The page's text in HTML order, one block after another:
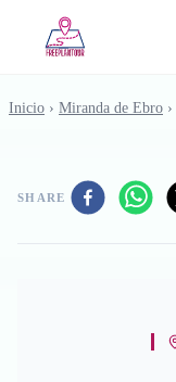
Inicio › Miranda de Ebro ›
SHARE